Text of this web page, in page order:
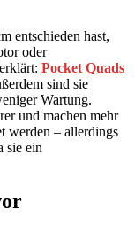
entschieden hast,
oder
Pocket Quads
sind sie
Wartung.
und machen mehr
werden – allerdings
sie ein